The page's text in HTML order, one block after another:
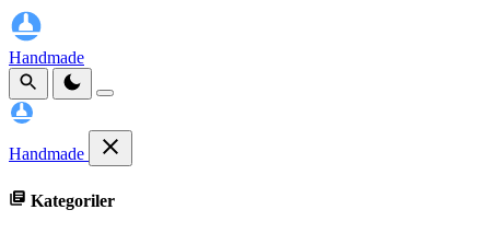
Handmade
Handmade
Kategoriler